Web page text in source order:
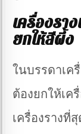
เครื่องรา
ยกให้สีผึ้ง
ในบรรดาเค
ต้องยกให้เค
เครื่องรางที่